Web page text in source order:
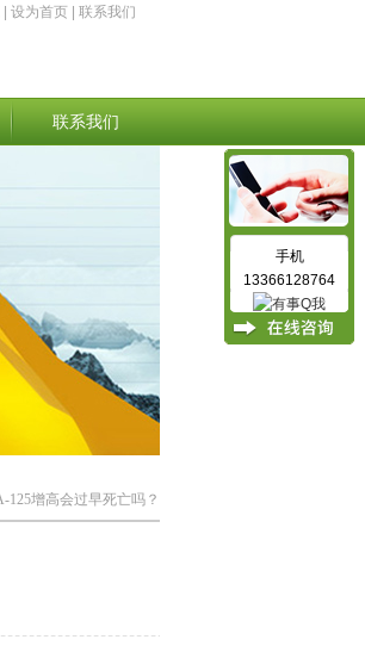
设为首页 联系我们
联系我们
125增高会过早死亡吗？
手机
13366128764